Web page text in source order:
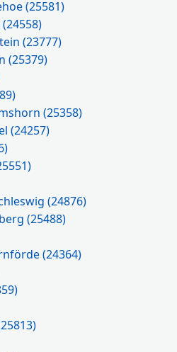
(25581)
(24558)
(23777)
(25379)
(25358)
(24257)
(24876)
(25488)
(24364)